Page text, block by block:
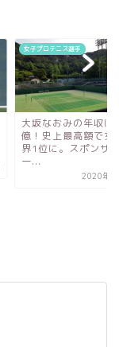
女子プロテニス選手
大坂なおみの年収は
億！史上最高額で女
界1位に。スポンサ
一...
2020年6